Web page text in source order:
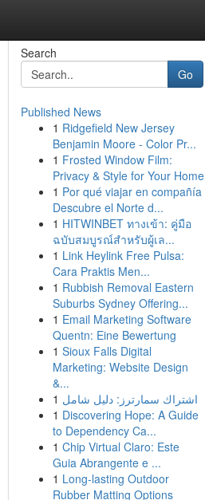
Search
Go
Published News
1 Ridgefield New Jersey
Benjamin Moore - Color Pr...
1 Frosted Window Film:
Privacy & Style for Your Home
1 Por qué viajar en compañía
Descubre el Norte d...
1 HITWINBET ทางเข้า: คู่มือ
ฉบับสมบูรณ์สำหรับผู้เล...
1 Link Heylink Free Pulsa:
Cara Praktis Men...
1 Rubbish Removal Eastern
Suburbs Sydney Offering...
1 Email Marketing Software
Quentn: Eine Bewertung
1 Sioux Falls Digital
Marketing: Website Design
&...
1 اشتراك سمارترز: دليل شامل
1 Discovering Hope: A Guide
to Dependency Ca...
1 Chip Virtual Claro: Este
Guia Abrangente e ...
1 Long-lasting Outdoor
Rubber Matting Options